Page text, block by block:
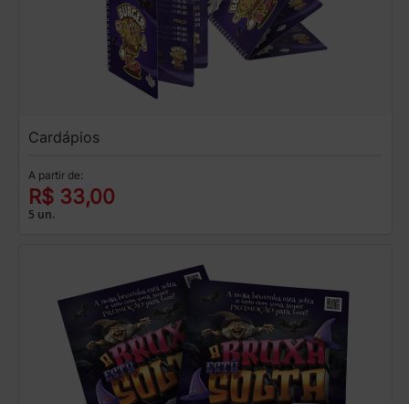
Cardápios
A partir de:
R$ 33,00
5 un.